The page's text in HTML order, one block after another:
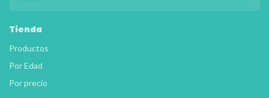
Tienda
Productos
Por Edad
Por precio